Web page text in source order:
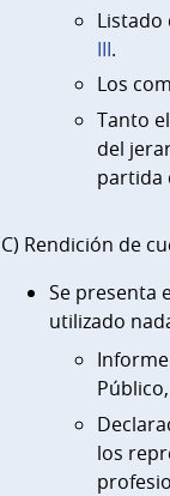
Listado
III.
Los
Tanto
del
partida
C) Rendición de
Se presenta
utilizado
los